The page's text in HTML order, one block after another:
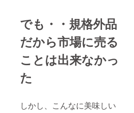
でも・・規格外品
だから市場に売る
ことは出来なかっ
た
しかし、こんなに美味しい